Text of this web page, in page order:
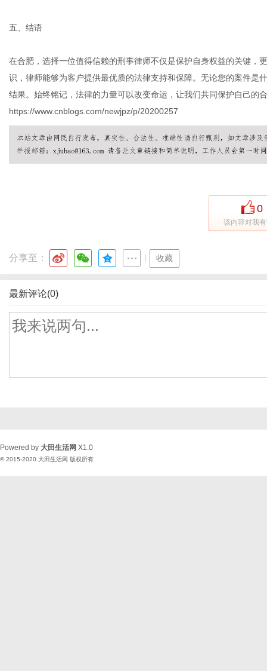
五、结语
在合肥，选择一位值得信赖的刑事律师不仅是保护自身权益的关键，
识，律师能够为客户提供最优质的法律支持和保障。无论您的案件是
结果。始终铭记，法律的力量可以改变命运，让我们共同保护自己的
https://www.cnblogs.com/newjpz/p/20200257
0
该内容对我
分享至： 收藏
最新评论(0)
Powered by 大田生活网 X1.0
© 2015-2020 大田生活网 版权所有